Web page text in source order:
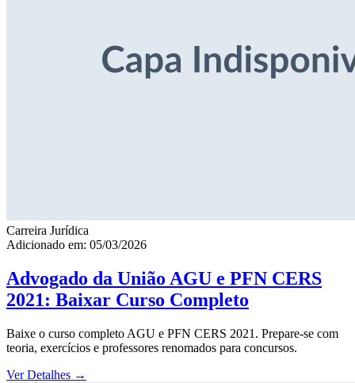
Carreira Jurídica
Adicionado em: 05/03/2026
Advogado da União AGU e PFN CERS
2021: Baixar Curso Completo
Baixe o curso completo AGU e PFN CERS 2021. Prepare-se com
teoria, exercícios e professores renomados para concursos.
Ver Detalhes →